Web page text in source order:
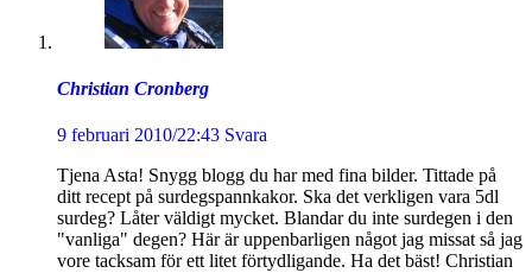
Christian Cronberg
9 februari 2010/22:43 Svara
Tjena Asta! Snygg blogg du har med fina bilder. Tittade på
ditt recept på surdegspannkakor. Ska det verkligen vara 5dl
surdeg? Låter väldigt mycket. Blandar du inte surdegen i den
"vanliga" degen? Här är uppenbarligen något jag missat så jag
vore tacksam för ett litet förtydligande. Ha det bäst! Christian